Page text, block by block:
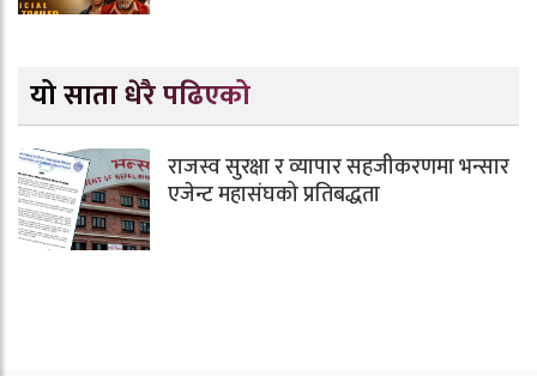
यो साता धेरै पढिएको
राजस्व सुरक्षा र व्यापार सहजीकरणमा भन्सार
एजेन्ट महासंघको प्रतिबद्धता